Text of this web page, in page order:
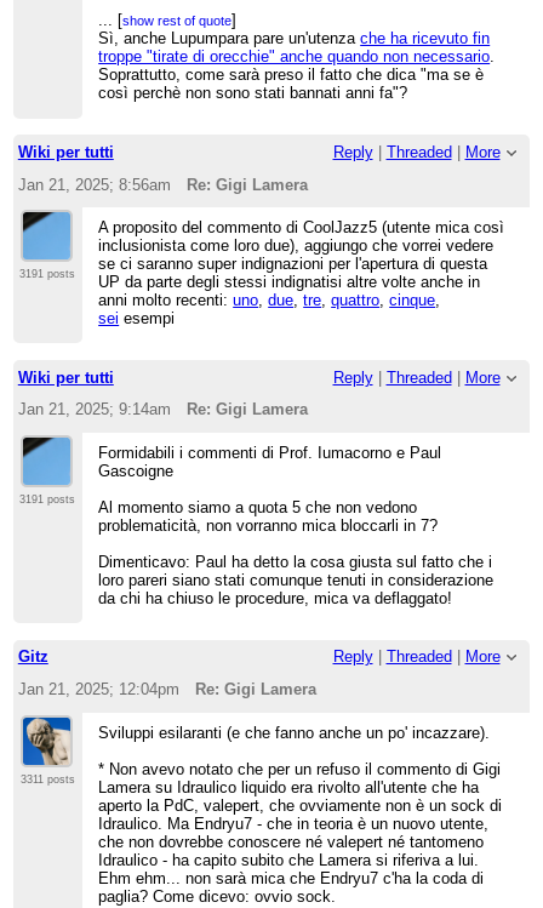
sbaglio?
Comunque il fatto che siano o no parenti è DEL
TUTTO IRRILEVANTE: su questo punto i
commenti di Actor, Kirk e del segnalante sono
un'assurdità. Non ci mettiamo a speculare sui
E perché non "vota cancellare per leccare il culo
non è così che si ragiona su WP, si presume la
(nel caso di Bieco blu, da sempre) e dobbiamo
presumere che dicano quel che dicono e votino
come votano perché sono convinti nel merito, non
perché manovrati da qualcuno. Certamente uno
non ha"reclutato" l'altro (WP:MEAT): sono persone
indipendenti che agiscono per conto proprio. In
mancanza di prove contrarie, WP:PRESUMI
Quindi che non sia meatpuppetry è ovvio e
dovrebbe essere pacifico, ma secondo me non si
tratta nemmeno di un caso di ciò che su en.wiki
utenze legittime, non reclutate allo scopo, che
agiscono di comune accordo per spingere un
indizio, che i due utenti editino WP in modo
contrario alle linee guida, per WP:GIOCARE con
di servizio, distorcere il consenso, ecc., che è il
criterio per distinguere due o piùtag
teamersdagli utenti che semplicemente hanno
opinioni coincidenti su certe questioni, come i
... [show rest of quote]
Sì, anche Lupumpara pare un'utenzache ha ricevuto fin
troppe "tirate di orecchie" anche quando non necessario.
Soprattutto, come sarà preso il fatto che dica "ma se è
così perchè non sono stati bannati anni fa"?
Wiki per tutti Reply| Threaded | More
Jan 21, 2025; 8:56am
Re: Gigi Lamera
3191 posts
A proposito del commento di CoolJazz5 (utente mica così
inclusionista come loro due), aggiungo che vorrei vedere
se ci saranno super indignazioni per l'apertura di questa
UP da parte degli stessi indignatisi altre volte anche in
anni molto recenti:uno,due,tre,quattro,cinque,
sei esempi
Wiki per tutti Reply| Threaded | More
Jan 21, 2025; 9:14am
Re: Gigi Lamera
3191 posts
Formidabili i commenti di Prof. Iumacorno e Paul
Gascoigne
Al momento siamo a quota 5 che non vedono
problematicità, non vorranno mica bloccarli in 7?
Dimenticavo: Paul ha detto la cosa giusta sul fatto che i
loro pareri siano stati comunque tenuti in considerazione
da chi ha chiuso le procedure, mica va deflaggato!
Gitz Reply| Threaded
More
Jan 21, 2025; 12:04pm
Re: Gigi Lamera
3311 posts
Sviluppi esilaranti (e che fanno anche un po' incazzare).
* Non avevo notato che per un refuso il commento di Gigi
Lamera su Idraulico liquido era rivolto all'utente che ha
aperto la PdC, valepert, che ovviamente non è un sock di
Idraulico. Ma Endryu7 - che in teoria è un nuovo utente,
che non dovrebbe conoscere né valepert né tantomeno
Idraulico - ha capito subito che Lamera si riferiva a lui.
Ehm ehm... non sarà mica che Endryu7 c'ha la coda di
paglia? Come dicevo: ovvio sock.